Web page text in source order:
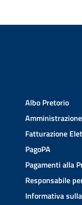
Albo Pretorio
Fatturazione
PagoPA
Pagamenti alla
Responsabile
Informativa